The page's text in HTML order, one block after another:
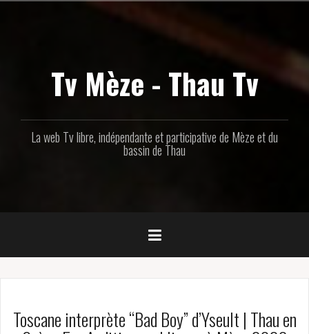
Tv Mèze - Thau Tv
La web Tv libre, indépendante et participative de Mèze et du
bassin de Thau
Toscane interprète “Bad Boy” d’Yseult | Thau en